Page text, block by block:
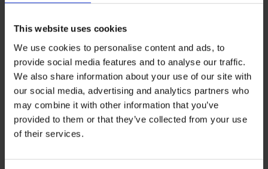
This website uses cookies
We use cookies to personalise content and ads, to
provide social media features and to analyse our traffic.
We also share information about your use of our site with
our social media, advertising and analytics partners who
may combine it with other information that you’ve
provided to them or that they’ve collected from your use
of their services.
Kedvezmény
3 400 FtEredeti ár
6 790 Ft